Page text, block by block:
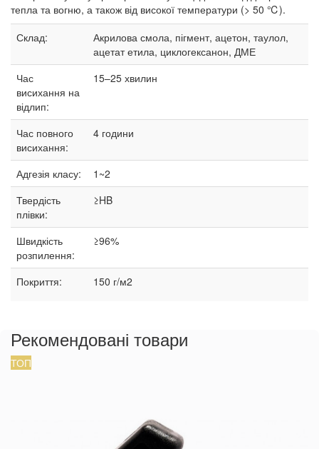
тепла та вогню, а також від високої температури (> 50 ℃).
Склад:
Акрилова смола, пігмент, ацетон, таулол,
ацетат етила, циклогексанон, ДМЕ
Час
висихання на
відлип:
15–25 хвилин
Час повного
висихання:
4 години
Адгезія класу:
1~2
Твердість
плівки:
≥HB
Швидкість
розпилення:
≥96%
Покриття: 150 г/м2
Рекомендовані товари
ТОП